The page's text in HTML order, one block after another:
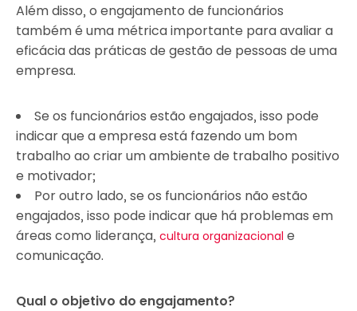
Além disso, o engajamento de funcionários
também é uma métrica importante para avaliar a
eficácia das práticas de gestão de pessoas de uma
empresa.
Se os funcionários estão engajados, isso pode
indicar que a empresa está fazendo um bom
trabalho ao criar um ambiente de trabalho positivo
e motivador;
Por outro lado, se os funcionários não estão
engajados, isso pode indicar que há problemas em
áreas como liderança, cultura organizacional e
comunicação.
Qual o objetivo do engajamento?